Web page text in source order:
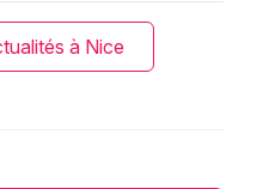
à Nice